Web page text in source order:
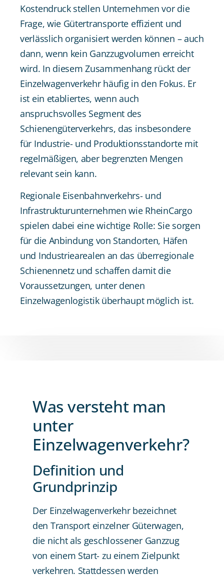
Kostendruck stellen Unternehmen vor die
Frage, wie Gütertransporte effizient und
verlässlich organisiert werden können – auch
dann, wenn kein Ganzzugvolumen erreicht
wird. In diesem Zusammenhang rückt der
Einzelwagenverkehr häufig in den Fokus. Er
ist ein etabliertes, wenn auch
anspruchsvolles Segment des
Schienengüterverkehrs, das insbesondere
für Industrie- und Produktionsstandorte mit
regelmäßigen, aber begrenzten Mengen
relevant sein kann.
Regionale Eisenbahnverkehrs- und
Infrastrukturunternehmen wie RheinCargo
spielen dabei eine wichtige Rolle: Sie sorgen
für die Anbindung von Standorten, Häfen
und Industriearealen an das überregionale
Schienennetz und schaffen damit die
Voraussetzungen, unter denen
Einzelwagenlogistik überhaupt möglich ist.
Was versteht man
unter
Einzelwagenverkehr?
Definition und
Grundprinzip
Der Einzelwagenverkehr bezeichnet
den Transport einzelner Güterwagen,
die nicht als geschlossener Ganzzug
von einem Start- zu einem Zielpunkt
verkehren. Stattdessen werden